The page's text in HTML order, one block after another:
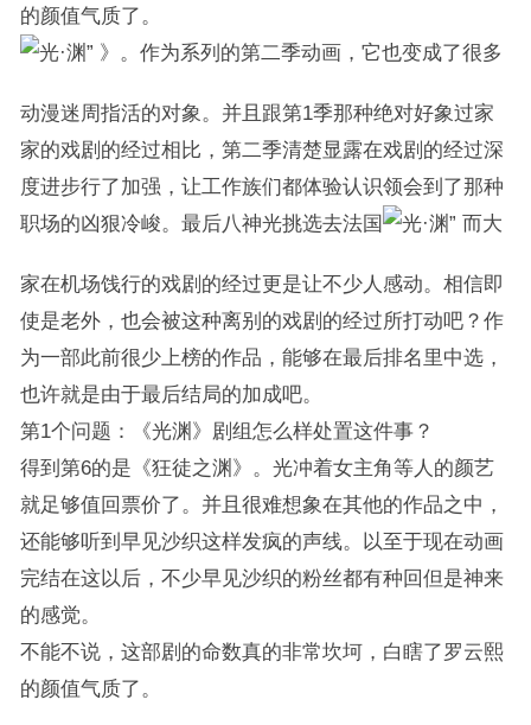
的颜值气质了。
》。作为系列的第二季动画，它也变成了很多
动漫迷周指活的对象。并且跟第1季那种绝对好象过家
家的戏剧的经过相比，第二季清楚显露在戏剧的经过深
度进步行了加强，让工作族们都体验认识领会到了那种
职场的凶狠冷峻。最后八神光挑选去法国
而大
家在机场饯行的戏剧的经过更是让不少人感动。相信即
使是老外，也会被这种离别的戏剧的经过所打动吧？作
为一部此前很少上榜的作品，能够在最后排名里中选，
也许就是由于最后结局的加成吧。
第1个问题：《光渊》剧组怎么样处置这件事？
得到第6的是《狂徒之渊》。光冲着女主角等人的颜艺
就足够值回票价了。并且很难想象在其他的作品之中，
还能够听到早见沙织这样发疯的声线。以至于现在动画
完结在这以后，不少早见沙织的粉丝都有种回但是神来
的感觉。
不能不说，这部剧的命数真的非常坎坷，白瞎了罗云熙
的颜值气质了。